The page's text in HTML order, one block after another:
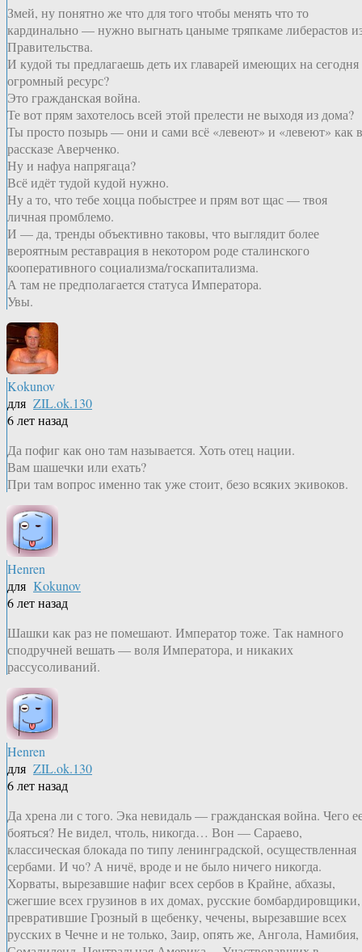
Змей, ну понятно же что для того чтобы менять что то
кардинально — нужно выгнать цаныме тряпкаме либерастов
Правительства.
И кудой ты предлагаешь деть их главарей имеющих на сегодня
огромный ресурс?
Это гражданская война.
Те вот прям захотелось всей этой прелести не выходя из дома?
Ты просто позырь — они и сами всё «левеют» и «левеют» как в
рассказе Аверченко.
Ну и нафуа напрягаца?
Всё идёт тудой кудой нужно.
Ну а то, что тебе хоцца побыстрее и прям вот щас — твоя
личная промблемо.
И — да, тренды объективно таковы, что выглядит более
вероятным реставрация в некотором роде сталинского
кооперативного социализма/госкапитализма.
А там не предполагается статуса Императора.
Увы.
Kokunov
для ZIL.ok.130
6 лет назад
Да пофиг как оно там называется. Хоть отец нации.
Вам шашечки или ехать?
При там вопрос именно так уже стоит, безо всяких экивоков.
Henren
для Kokunov
6 лет назад
Шашки как раз не помешают. Император тоже. Так намного
сподручней вешать — воля Императора, и никаких
рассусоливаний.
Henren
для ZIL.ok.130
6 лет назад
Да хрена ли с того. Эка невидаль — гражданская война. Чего
бояться? Не видел, чтоль, никогда… Вон — Сараево,
классическая блокада по типу ленинградской, осуществленная
сербами. И чо? А ничё, вроде и не было ничего никогда.
Хорваты, вырезавшие нафиг всех сербов в Крайне, абхазы,
сжегшие всех грузинов в их домах, русские бомбардировщики,
превратившие Грозный в щебенку, чечены, вырезавшие всех
русских в Чечне и не только, Заир, опять же, Ангола, Намибия,